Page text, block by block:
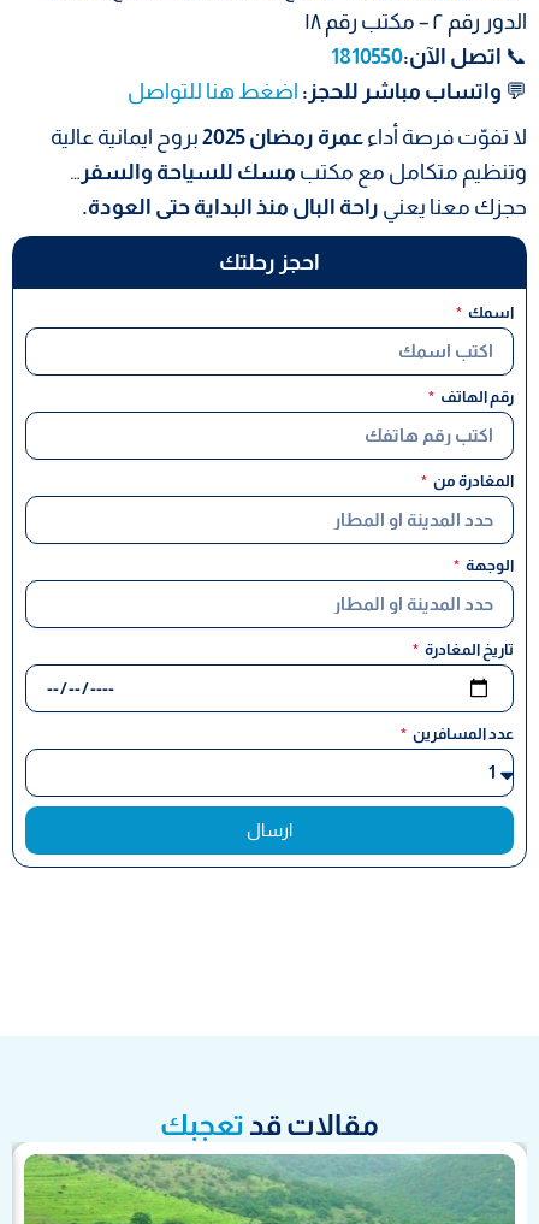
احجز رحلتك
اسمك
رقم الهاتف
المغادرة من
الوجهة
تاريخ المغادرة
عدد المسافرين
ارسال
الدور رقم ٢ – مكتب رقم ١٨
📞 اتصل الآن:1810550
💬 واتساب مباشر للحجز: اضغط هنا للتواصل
لا تفوّت فرصة أداء عمرة رمضان 2025
بروح ايمانية عالية
وتنظيم متكامل مع مكتب مسك للسياحة والسفر …
حجزك معنا يعني راحة البال منذ البداية حتى العودة.
مقالات قد تعجبك